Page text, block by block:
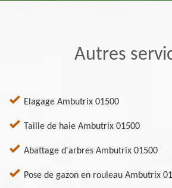
Autres
Elagage Ambutrix 01500
Taille de haie Ambutrix 01500
Abattage d'arbres Ambutrix 01500
Pose de gazon en rouleau Ambutrix